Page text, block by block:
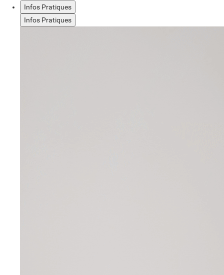
Infos Pratiques
Infos Pratiques